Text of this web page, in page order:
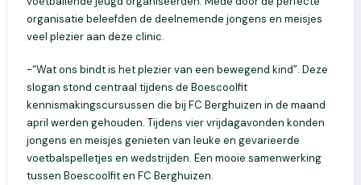
organisatie beleefden de deelnemende jongens en meisjes
veel plezier aan deze clinic.
-“Wat ons bindt is het plezier van een bewegend kind”. Deze
slogan stond centraal tijdens de Boescoolfit
kennismakingscursussen die bij FC Berghuizen in de maand
april werden gehouden. Tijdens vier vrijdagavonden konden
jongens en meisjes genieten van leuke en gevarieerde
voetbalspelletjes en wedstrijden. Een mooie samenwerking
tussen Boescoolfit en FC Berghuizen.